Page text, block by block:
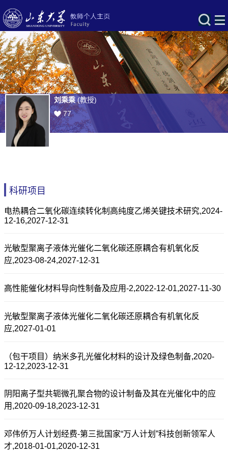
刘乘乘(教授)
77
科研项目
电热耦合二氧化碳连续转化制高纯度乙烯关键技术研究,2024-
12-16,2027-12-31
光敏型聚离子液体光催化二氧化碳还原耦合有机氧化反
应,2023-08-24,2027-12-31
高性能催化材料导向性制备及应用-2,2022-12-01,2027-11-30
光敏型聚离子液体光催化二氧化碳还原耦合有机氧化反
应,2027-01-01
（包干项目）纳米多孔光催化材料的设计及绿色制备,2020-
12-12,2023-12-31
阴阳离子型共轭微孔聚合物的设计制备及其在光催化中的应
用,2020-09-18,2023-12-31
邓伟侨万人计划经费-第三批国家“万人计划”科技创新领军人
才,2018-01-01,2020-12-31